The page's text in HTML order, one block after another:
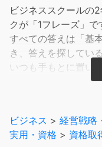
ビジネススクールの
クが「1フレーズ」で
すべての答えは「基
き、答えを探している
いつも手もとに置い
仕事で次の手が浮か
人の意見を聞くうち
とき。
ビジネス > 経営戦略
実用・資格 > 資格取